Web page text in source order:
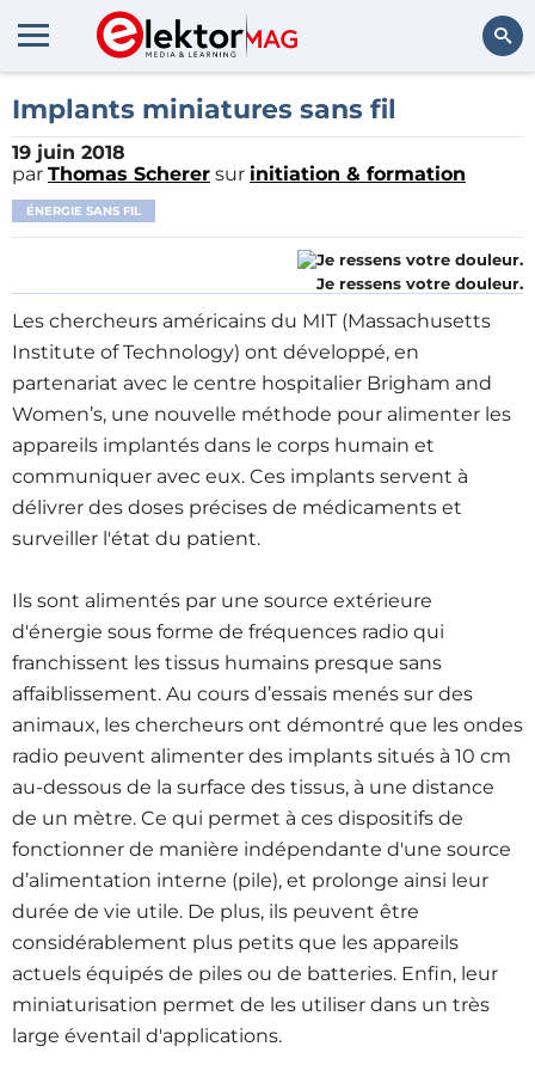
Implants miniatures sans fil
19 juin 2018
par Thomas Scherer sur initiation & formation
ÉNERGIE SANS FIL
Je ressens votre douleur.
Les chercheurs américains du MIT (Massachusetts
Institute of Technology) ont développé, en
partenariat avec le centre hospitalier Brigham and
Women’s, une nouvelle méthode pour alimenter les
appareils implantés dans le corps humain et
communiquer avec eux. Ces implants servent à
délivrer des doses précises de médicaments et
surveiller l'état du patient.
Ils sont alimentés par une source extérieure
d'énergie sous forme de fréquences radio qui
franchissent les tissus humains presque sans
affaiblissement. Au cours d’essais menés sur des
animaux, les chercheurs ont démontré que les ondes
radio peuvent alimenter des implants situés à 10 cm
au-dessous de la surface des tissus, à une distance
de un mètre. Ce qui permet à ces dispositifs de
fonctionner de manière indépendante d'une source
d’alimentation interne (pile), et prolonge ainsi leur
durée de vie utile. De plus, ils peuvent être
considérablement plus petits que les appareils
actuels équipés de piles ou de batteries. Enfin, leur
miniaturisation permet de les utiliser dans un très
large éventail d'applications.